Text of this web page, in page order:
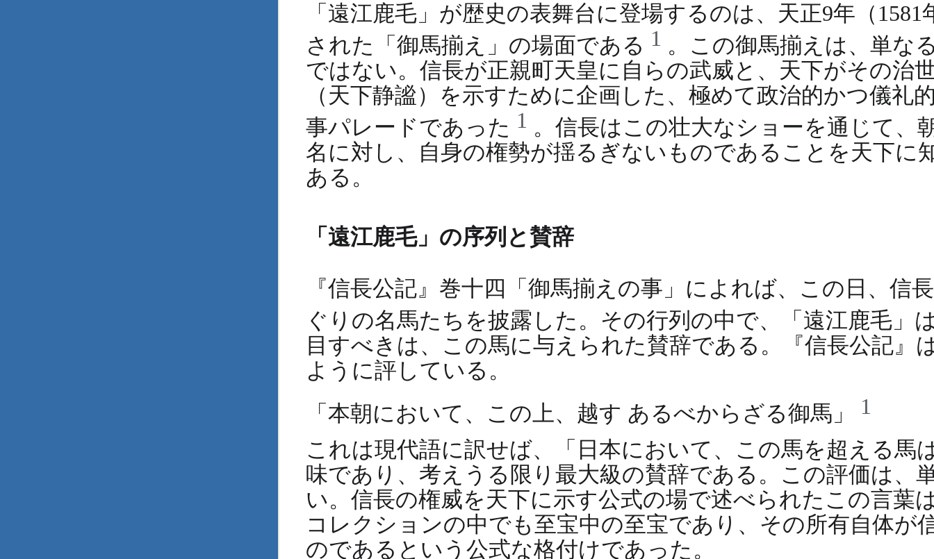
「遠江鹿毛」が歴史の表舞台に登場するのは、天正9年（
された「御馬揃え」の場面である 1 。この御馬揃えは、単な
ではない。信長が正親町天皇に自らの武威と、天下がその治
（天下静謐）を示すために企画した、極めて政治的かつ儀礼
事パレードであった 1 。信長はこの壮大なショーを通じて、
名に対し、自身の権勢が揺るぎないものであることを天下に
ある。
「遠江鹿毛」の序列と賛辞
『信長公記』巻十四「御馬揃えの事」によれば、この日、信
ぐりの名馬たちを披露した。その行列の中で、「遠江鹿毛」
目すべきは、この馬に与えられた賛辞である。『信長公記』
ように評している。
「本朝において、この上、越す あるべからざる御馬」 1
これは現代語に訳せば、「日本において、この馬を超える馬
味であり、考えうる限り最大級の賛辞である。この評価は、
い。信長の権威を天下に示す公式の場で述べられたこの言葉
コレクションの中でも至宝中の至宝であり、その所有自体が
のであるという公式な格付けであった。